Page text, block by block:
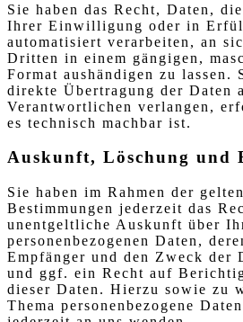
Sie haben das Recht, Daten,
Ihrer Einwilligung oder in
automatisiert verarbeiten, an
Dritten in einem gängigen,
Format aushändigen zu lassen.
direkte Übertragung der Daten
Verantwortlichen verlangen,
es technisch machbar ist.
Auskunft, Löschung und
Sie haben im Rahmen der
Bestimmungen jederzeit das
unentgeltliche Auskunft über
personenbezogenen Daten,
Empfänger und den Zweck der
und ggf. ein Recht auf
dieser Daten. Hierzu sowie zu
Thema personenbezogene